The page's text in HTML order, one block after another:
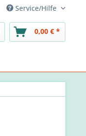
Service/Hilfe
0,00 € *